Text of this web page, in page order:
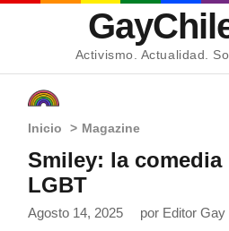
Activismo. Actualidad.
Inicio > Magazine
Smiley: la
LGBT
Agosto 14, 2025 por Editor Gay